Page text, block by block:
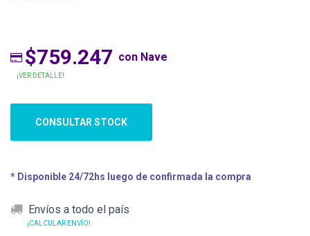
$759.247 con Nave
¡VER DETALLE!
CONSULTAR STOCK
* Disponible 24/72hs luego de confirmada la compra
Envíos a todo el país
¡CALCULAR ENVÍO!